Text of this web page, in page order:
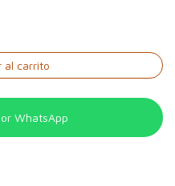
al carrito
WhatsApp